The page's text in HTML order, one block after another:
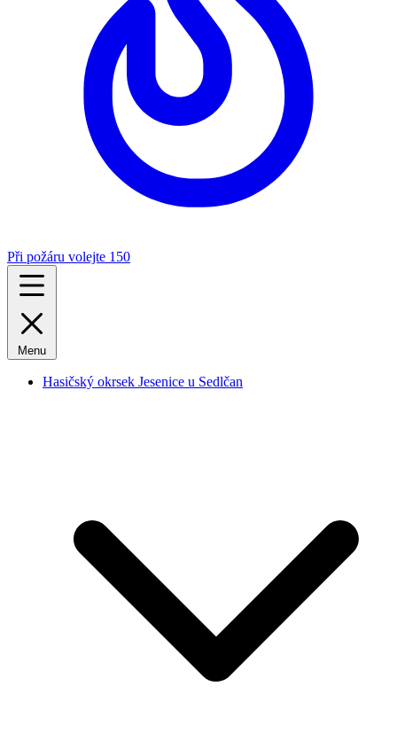
Při požáru volejte 150
Menu
Hasičský okrsek Jesenice u Sedlčan